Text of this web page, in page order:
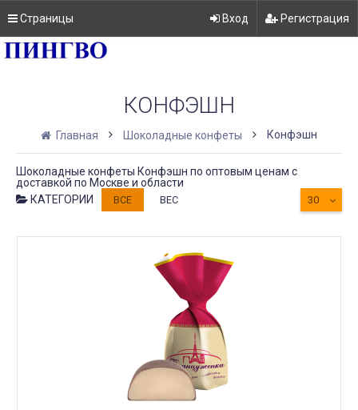
Страницы Вход Регистрация
КОНФЭШН
Главная Шоколадные конфеты Конфэшн
Шоколадные конфеты Конфэшн по оптовым ценам с
доставкой по Москве и области
КАТЕГОРИИ
ВСЕ ВЕС 30